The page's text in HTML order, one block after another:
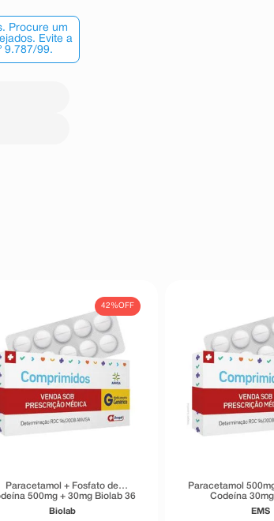
Procure um
Evite a
9.787/99.
42%OFF
Paracetamol + Fosfato de
500mg + 30mg Biolab 36
Comprimidos
Biolab
Paracetamol
Codeína
EMS